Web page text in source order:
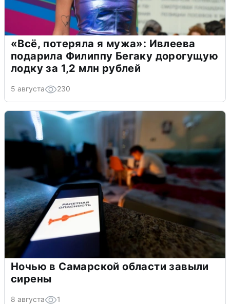
«Всё, потеряла я мужа»: Ивлеева
подарила Филиппу Бегаку дорогущую
лодку за 1,2 млн рублей
5 августа 230
Ночью в Самарской области завыли
сирены
8 августа 1